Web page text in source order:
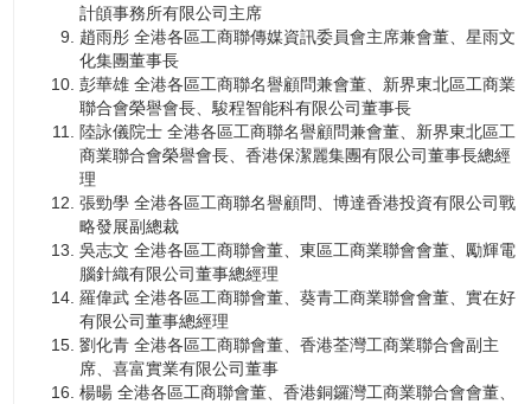
計頧事務所有限公司主席
趙雨彤 全港各區工商聯傳媒資訊委員會主席兼會董、星雨文
化集團董事長
彭華雄 全港各區工商聯名譽顧問兼會董、新界東北區工商業
聯合會榮譽會長、駿程智能科有限公司董事長
陸詠儀院士 全港各區工商聯名譽顧問兼會董、新界東北區工
商業聯合會榮譽會長、香港保潔麗集團有限公司董事長總經
理
張勁學 全港各區工商聯名譽顧問、博達香港投資有限公司戰
略發展副總裁
吳志文 全港各區工商聯會董、東區工商業聯會會董、勵輝電
腦針織有限公司董事總經理
羅偉武 全港各區工商聯會董、葵青工商業聯會會董、實在好
有限公司董事總經理
劉化青 全港各區工商聯會董、香港荃灣工商業聯合會副主
席、喜富實業有限公司董事
楊暘 全港各區工商聯會董、香港銅鑼灣工商業聯合會會董、